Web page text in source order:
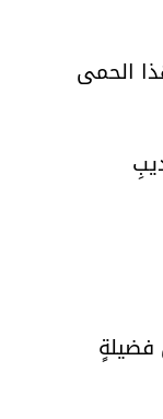
الحمى